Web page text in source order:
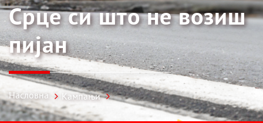
Срце си што не возиш
пијан
Насловна Кампањи